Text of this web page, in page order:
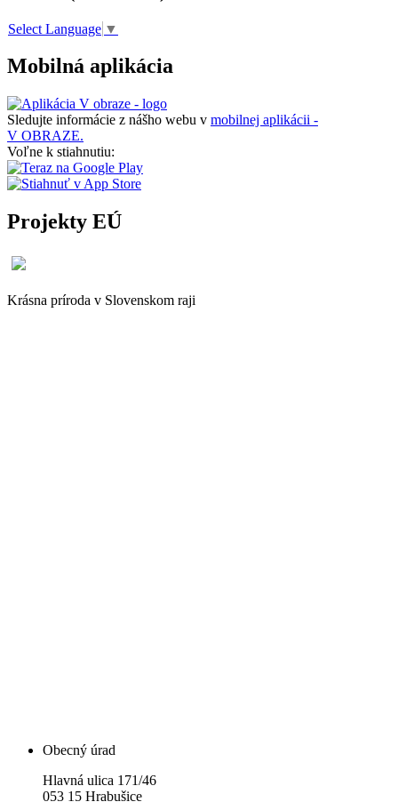
Select Language ▼
Mobilná aplikácia
Sledujte informácie z nášho webu v mobilnej aplikácii -
V OBRAZE.
Voľne k stiahnutiu:
Projekty EÚ
Krásna príroda v Slovenskom raji
Obecný úrad
Hlavná ulica 171/46
053 15 Hrabušice